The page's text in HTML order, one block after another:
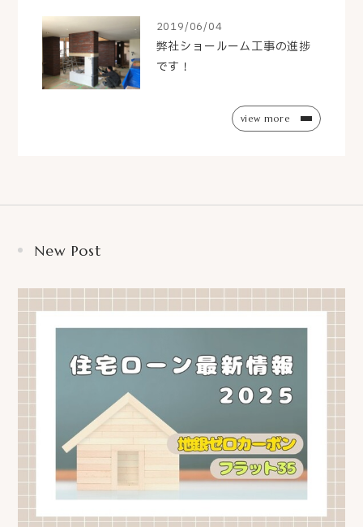
2019/06/04
弊社ショールーム工事の進捗
です！
view more
New Post